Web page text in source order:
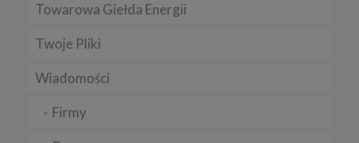
Towarowa Giełda Energii
Twoje Pliki
Wiadomości
Firmy